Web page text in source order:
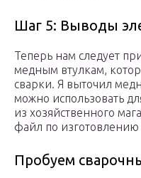
Шаг 5: Выводы
Теперь нам следует
медным втулкам,
сварки. Я выточил
можно использовать
из хозяйственного
файл по изготовлению
Пробуем